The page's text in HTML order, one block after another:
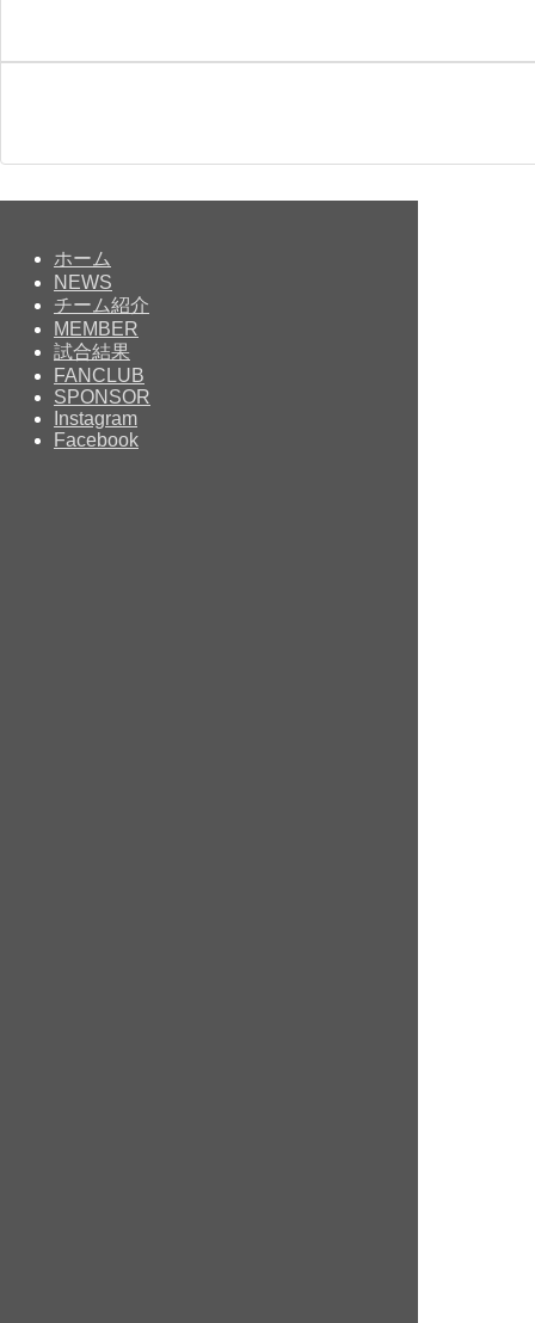
ホーム
NEWS
チーム紹介
MEMBER
試合結果
FANCLUB
SPONSOR
Instagram
Facebook